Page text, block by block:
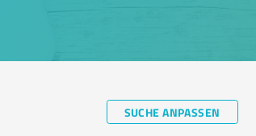
SUCHE ANPASSEN